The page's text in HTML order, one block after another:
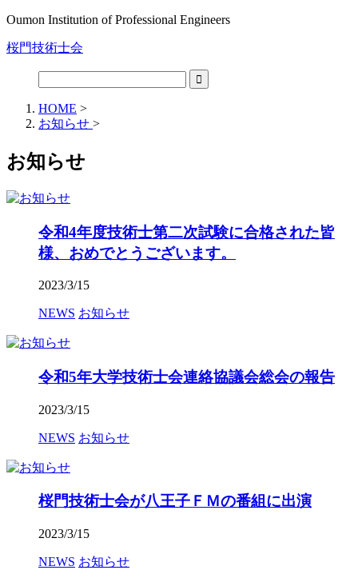
Oumon Institution of Professional Engineers
桜門技術士会
HOME >
お知らせ >
お知らせ
令和4年度技術士第二次試験に合格された皆
様、おめでとうございます。
2023/3/15
NEWS お知らせ
令和5年大学技術士会連絡協議会総会の報告
2023/3/15
NEWS お知らせ
桜門技術士会が八王子ＦＭの番組に出演
2023/3/15
NEWS お知らせ